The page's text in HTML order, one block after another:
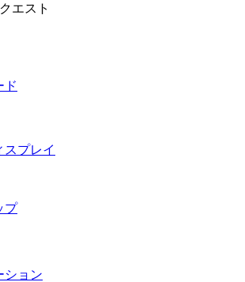
エスト
ド
スプレイ
プ
ション